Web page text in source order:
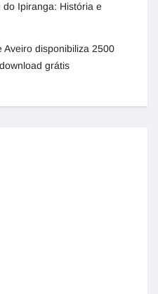
do Ipiranga: História e
Aveiro disponibiliza 2500
grátis